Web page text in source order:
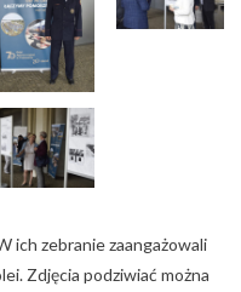
ich zebranie zaangażowali
Zdjęcia podziwiać można